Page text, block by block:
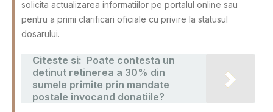
solicita actualizarea informatiilor pe portalul online sau
pentru a primi clarificari oficiale cu privire la statusul
dosarului.
Citeste si: Poate contesta un
detinut retinerea a 30% din
sumele primite prin mandate
postale invocand donatiile?